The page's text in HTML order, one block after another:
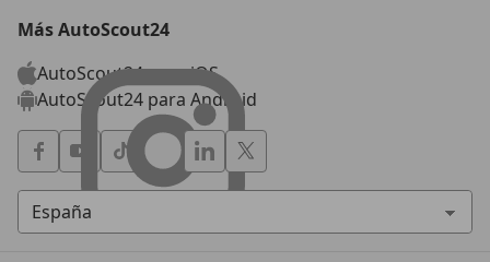
Más AutoScout24
AutoScout24 para iOS
AutoScout24 para Android